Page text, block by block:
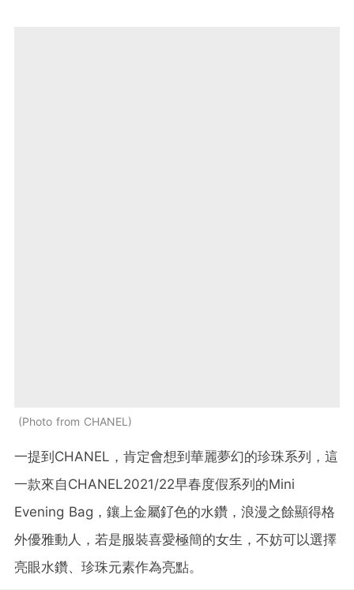
Photo from CHANEL
一提到CHANEL，肯定會想到華麗夢幻的珍珠系列，這
一款來自CHANEL2021/22早春度假系列的Mini
Evening Bag，鑲上金屬釕色的水鑽，浪漫之餘顯得格
外優雅動人，若是服裝喜愛極簡的女生，不妨可以選擇
亮眼水鑽、珍珠元素作為亮點。